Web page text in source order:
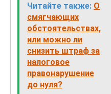
Читайте также: О
смягчающих
обстоятельствах,
или можно ли
снизить штраф за
налоговое
правонарушение
до нуля?